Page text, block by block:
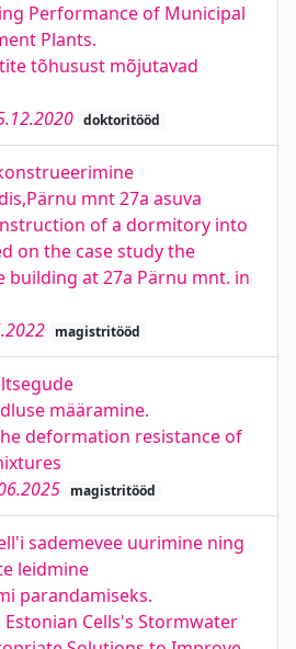
Performance of Municipal
Plants.
tõhusust mõjutavad
doktoritööd
mnt 27a asuva
of a dormitory into
on the case study the
at 27a Pärnu mnt. in
magistritööd
määramine.
deformation resistance of
magistritööd
sademevee uurimine ning
leidmine
parandamiseks.
Cells's Stormwater